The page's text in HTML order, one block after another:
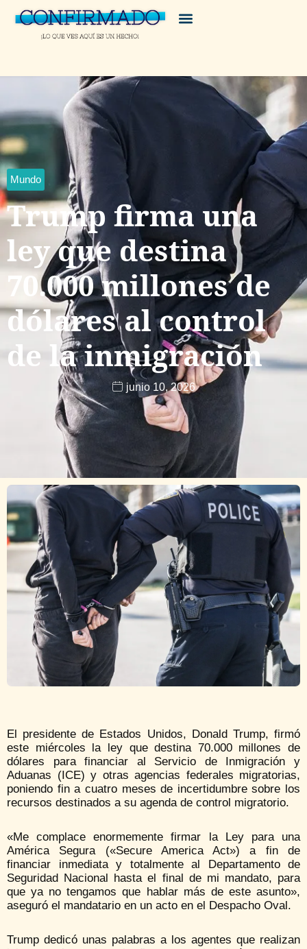
Mundo
Trump firma una
ley que destina
70.000 millones de
dólares al control
de la inmigración
junio 10, 2026
El presidente de Estados Unidos, Donald Trump, firmó
este miércoles la ley que destina 70.000 millones de
dólares para financiar al Servicio de Inmigración y
Aduanas (ICE) y otras agencias federales migratorias,
poniendo fin a cuatro meses de incertidumbre sobre los
recursos destinados a su agenda de control migratorio.
«Me complace enormemente firmar la Ley para una
América Segura («Secure America Act») a fin de
financiar inmediata y totalmente al Departamento de
Seguridad Nacional hasta el final de mi mandato, para
que ya no tengamos que hablar más de este asunto»,
aseguró el mandatario en un acto en el Despacho Oval.
Trump dedicó unas palabras a los agentes que realizan